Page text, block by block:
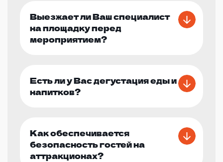
Выезжает ли Ваш специалист
на площадку перед
мероприятием?
Есть ли у Вас дегустация еды и
напитков?
Как обеспечивается
безопасность гостей на
аттракционах?